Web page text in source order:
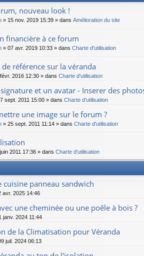
nouveau look !
» 15 nov. 2019 15:39 » dans Amélioration du site
financière à ce forum
» 07 avr. 2019 10:33 » dans Charte d'utilisation
référence sur la véranda
2016 12:30 » dans Charte d'utilisation
et un avatar - Inserer des
sept. 2011 15:00 » dans Charte d'utilisation
une image sur le forum ?
» 25 sept. 2011 11:14 » dans Charte d'utilisation
2011 17:36 » dans Charte d'utilisation
cuisine panneau sandwich
avr. 2025 14:46
une cheminée ou une poêle à bois ?
janv. 2024 11:44
de la Climatisation pour Véranda
juil. 2024 06:13